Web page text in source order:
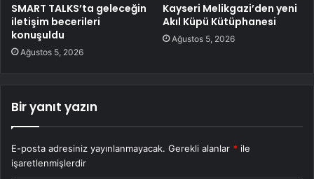
SMART TALKS’ta geleceğin
iletişim becerileri
konuşuldu
Ağustos 5, 2026
Kayseri Melikgazi’den yeni
Akıl Küpü Kütüphanesi
Ağustos 5, 2026
Bir yanıt yazın
E-posta adresiniz yayınlanmayacak. Gerekli alanlar * ile
işaretlenmişlerdir